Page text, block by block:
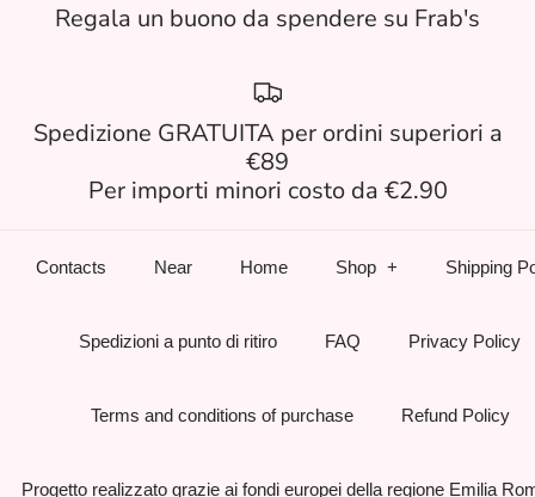
Regala un buono da spendere su Frab's
Spedizione GRATUITA per ordini superiori a
€89
Per importi minori costo da €2.90
Contacts Near Home Shop Shipping
Spedizioni a punto di ritiro FAQ Privacy Policy
Terms and conditions of purchase Refund Policy
Progetto realizzato grazie ai fondi europei della regione Emilia